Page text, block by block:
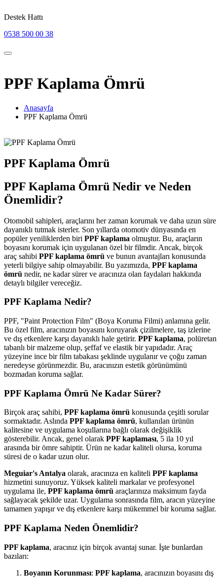
Destek Hattı
0538 500 00 38
PPF Kaplama Ömrü
Anasayfa
PPF Kaplama Ömrü
PPF Kaplama Ömrü
PPF Kaplama Ömrü Nedir ve Neden
Önemlidir?
Otomobil sahipleri, araçlarını her zaman korumak ve daha uzun süre
dayanıklı tutmak isterler. Son yıllarda otomotiv dünyasında en
popüler yeniliklerden biri PPF kaplama olmuştur. Bu, araçların
boyasını korumak için uygulanan özel bir filmdir. Ancak, birçok
araç sahibi PPF kaplama ömrü ve bunun avantajları konusunda
yeterli bilgiye sahip olmayabilir. Bu yazımızda, PPF kaplama
ömrü nedir, ne kadar sürer ve aracınıza olan faydaları hakkında
detaylı bilgiler vereceğiz.
PPF Kaplama Nedir?
PPF, "Paint Protection Film" (Boya Koruma Filmi) anlamına gelir.
Bu özel film, aracınızın boyasını koruyarak çizilmelere, taş izlerine
ve dış etkenlere karşı dayanıklı hale getirir. PPF kaplama, polüretan
tabanlı bir malzeme olup, şeffaf ve elastik bir yapıdadır. Araç
yüzeyine ince bir film tabakası şeklinde uygulanır ve çoğu zaman
neredeyse görünmezdir. Bu, aracınızın estetik görünümünü
bozmadan koruma sağlar.
PPF Kaplama Ömrü Ne Kadar Sürer?
Birçok araç sahibi, PPF kaplama ömrü konusunda çeşitli sorular
sormaktadır. Aslında PPF kaplama ömrü, kullanılan ürünün
kalitesine ve uygulama koşullarına bağlı olarak değişiklik
gösterebilir. Ancak, genel olarak PPF kaplaması, 5 ila 10 yıl
arasında bir ömre sahiptir. Ürün ne kadar kaliteli olursa, koruma
süresi de o kadar uzun olur.
Meguiar's Antalya olarak, aracınıza en kaliteli PPF kaplama
hizmetini sunuyoruz. Yüksek kaliteli markalar ve profesyonel
uygulama ile, PPF kaplama ömrü araçlarınıza maksimum fayda
sağlayacak şekilde uzar. Uygulama sonrasında film, aracın yüzeyine
tamamen yapışır ve dış etkenlere karşı mükemmel bir koruma sağlar.
PPF Kaplama Neden Önemlidir?
PPF kaplama, aracınız için birçok avantaj sunar. İşte bunlardan
bazıları:
Boyanın Korunması: PPF kaplama, aracınızın boyasını dış